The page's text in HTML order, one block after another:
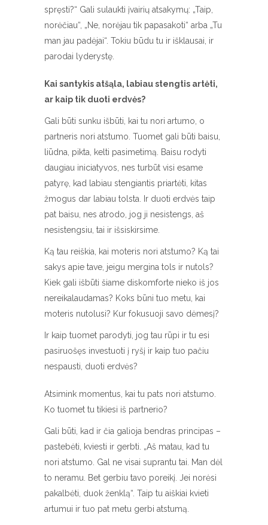
spręsti?“ Gali sulaukti įvairių atsakymų: „Taip,
norėčiau“, „Ne, norėjau tik papasakoti“ arba „Tu
man jau padėjai“. Tokiu būdu tu ir išklausai, ir
parodai lyderystę.
Kai santykis atšąla, labiau stengtis artėti,
ar kaip tik duoti erdvės?
Gali būti sunku išbūti, kai tu nori artumo, o
partneris nori atstumo. Tuomet gali būti baisu,
liūdna, pikta, kelti pasimetimą. Baisu rodyti
daugiau iniciatyvos, nes turbūt visi esame
patyrę, kad labiau stengiantis priartėti, kitas
žmogus dar labiau tolsta. Ir duoti erdvės taip
pat baisu, nes atrodo, jog ji nesistengs, aš
nesistengsiu, tai ir išsiskirsime.
Ką tau reiškia, kai moteris nori atstumo? Ką tai
sakys apie tave, jeigu mergina tols ir nutols?
Kiek gali išbūti šiame diskomforte nieko iš jos
nereikalaudamas? Koks būni tuo metu, kai
moteris nutolusi? Kur fokusuoji savo dėmesį?
Ir kaip tuomet parodyti, jog tau rūpi ir tu esi
pasiruošęs investuoti į ryšį ir kaip tuo pačiu
nespausti, duoti erdvės?
Atsimink momentus, kai tu pats nori atstumo.
Ko tuomet tu tikiesi iš partnerio?
Gali būti, kad ir čia galioja bendras principas –
pastebėti, kviesti ir gerbti. „Aš matau, kad tu
nori atstumo. Gal ne visai suprantu tai. Man dėl
to neramu. Bet gerbiu tavo poreikį. Jei norėsi
pakalbėti, duok ženklą“. Taip tu aiškiai kvieti
artumui ir tuo pat metu gerbi atstumą.